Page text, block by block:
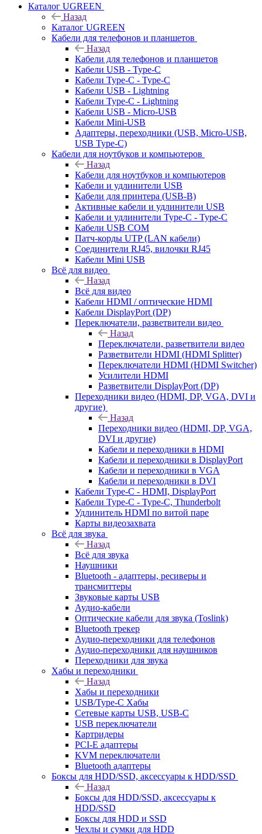
Каталог UGREEN
Назад
Каталог UGREEN
Кабели для телефонов и планшетов
Назад
Кабели для телефонов и планшетов
Кабели USB - Type-C
Кабели Type-C - Type-C
Кабели USB - Lightning
Кабели Type-C - Lightning
Кабели USB - Micro-USB
Кабели Mini-USB
Адаптеры, переходники (USB, Micro-USB,
USB Type-C)
Кабели для ноутбуков и компьютеров
Назад
Кабели для ноутбуков и компьютеров
Кабели и удлинители USB
Кабели для принтера (USB-B)
Активные кабели и удлинители USB
Кабели и удлинители Type-C - Type-C
Кабели USB COM
Патч-корды UTP (LAN кабели)
Соединители RJ45, вилочки RJ45
Кабели Mini USB
Всё для видео
Назад
Всё для видео
Кабели HDMI / оптические HDMI
Кабели DisplayPort (DP)
Переключатели, разветвители видео
Назад
Переключатели, разветвители видео
Разветвители HDMI (HDMI Splitter)
Переключатели HDMI (HDMI Switcher)
Усилители HDMI
Разветвители DisplayPort (DP)
Переходники видео (HDMI, DP, VGA, DVI и
другие)
Назад
Переходники видео (HDMI, DP, VGA,
DVI и другие)
Кабели и переходники в HDMI
Кабели и переходники в DisplayPort
Кабели и переходники в VGA
Кабели и переходники в DVI
Кабели Type-C - HDMI, DisplayPort
Кабели Type-C - Type-C, Thunderbolt
Удлинитель HDMI по витой паре
Карты видеозахвата
Всё для звука
Назад
Всё для звука
Наушники
Bluetooth - адаптеры, ресиверы и
трансмиттеры
Звуковые карты USB
Аудио-кабели
Оптические кабели для звука (Toslink)
Bluetooth трекер
Аудио-переходники для телефонов
Аудио-переходники для наушников
Переходники для звука
Хабы и переходники
Назад
Хабы и переходники
USB/Type-C Хабы
Сетевые карты USB, USB-C
USB переключатели
Картридеры
PCI-E адаптеры
KVM переключатели
Bluetooth адаптеры
Боксы для HDD/SSD, аксессуары к HDD/SSD
Назад
Боксы для HDD/SSD, аксессуары к
HDD/SSD
Боксы для HDD и SSD
Чехлы и сумки для HDD